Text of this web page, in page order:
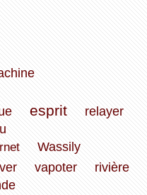
esprit
relayer
Wassily
vapoter rivière